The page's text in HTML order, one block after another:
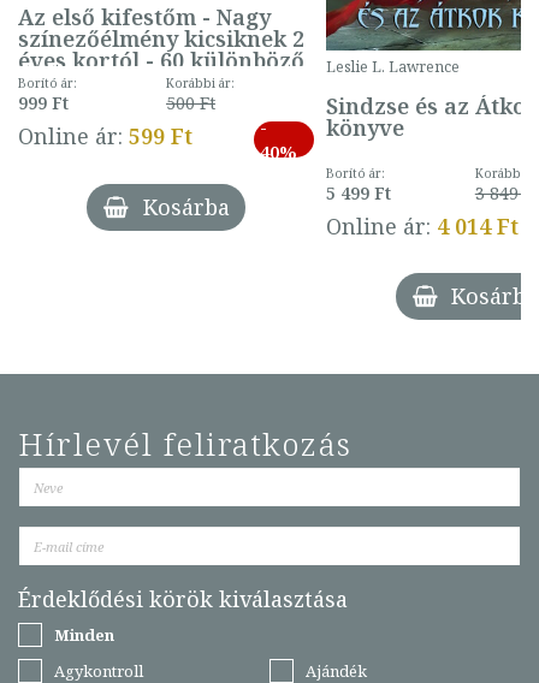
Az első kifestőm - Nagy
színezőélmény kicsiknek 2
éves kortól - 60 különböző
mintával (gombás)
Borító ár:
999 Ft
Korábbi ár:
500 Ft
Online ár: 599 Ft
-
40%
Kosárba
Leslie L. Lawrence
Sindzse és az Átkok
könyve
Borító ár:
5 499 Ft
Korábbi
3 849 Ft
Online ár: 4 014 Ft
Kosárba
Hírlevél feliratkozás
Érdeklődési körök kiválasztása
Minden
Agykontroll
Ajándék